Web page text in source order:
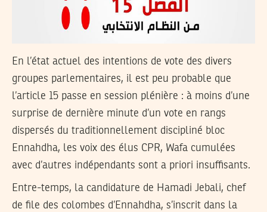
En l’état actuel des intentions de vote des divers
groupes parlementaires, il est peu probable que
l’article 15 passe en session plénière : à moins d’une
surprise de dernière minute d’un vote en rangs
dispersés du traditionnellement discipliné bloc
Ennahdha, les voix des élus CPR, Wafa cumulées
avec d’autres indépendants sont a priori insuffisants.
Entre-temps, la candidature de Hamadi Jebali, chef
de file des colombes d’Ennahdha, s’inscrit dans la